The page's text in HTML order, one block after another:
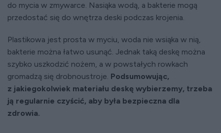
do mycia w zmywarce. Nasiąka wodą, a bakterie mogą
przedostać się do wnętrza deski podczas krojenia.
Plastikowa jest prosta w myciu, woda nie wsiąka w nią,
bakterie można łatwo usunąć. Jednak taką deskę można
szybko uszkodzić nożem, a w powstałych rowkach
gromadzą się drobnoustroje. Podsumowując,
z jakiegokolwiek materiału deskę wybierzemy, trzeba
ją regularnie czyścić, aby była bezpieczna dla
zdrowia.